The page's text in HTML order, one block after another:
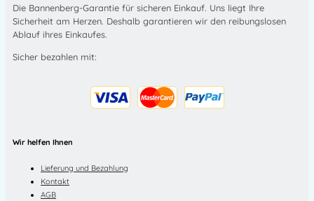
Die Bannenberg-Garantie für sicheren Einkauf. Uns liegt Ihre
Sicherheit am Herzen. Deshalb garantieren wir den reibungslosen
Ablauf ihres Einkaufes.
Sicher bezahlen mit:
Wir helfen Ihnen
Lieferung und Bezahlung
Kontakt
AGB